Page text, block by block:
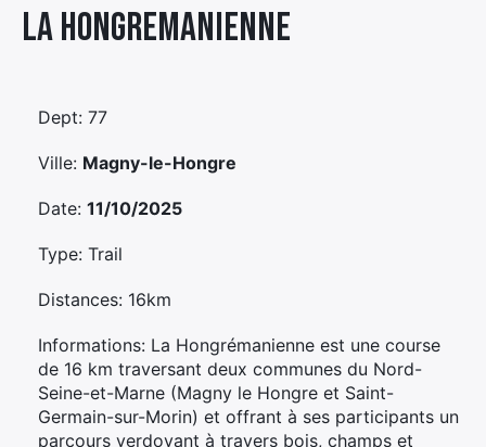
La Hongremanienne
Dept: 77
Ville: Magny-le-Hongre
Date: 11/10/2025
Type: Trail
Distances: 16km
Informations: La Hongrémanienne est une course
de 16 km traversant deux communes du Nord-
Seine-et-Marne (Magny le Hongre et Saint-
Germain-sur-Morin) et offrant à ses participants un
parcours verdoyant à travers bois, champs et
de
Élément